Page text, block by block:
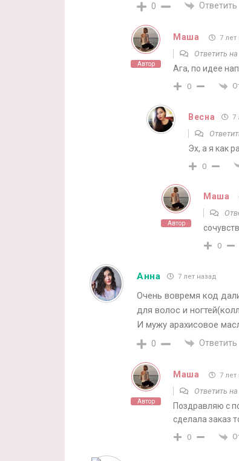
0 Ответить
Автор
Маша 7 лет
Ответить на
Ага, по идее
0
Весна 7
Эх, а я как
0
Автор
Маша
0
Анна 7 лет назад
Очень вовремя код
для волос и
И мужу арахисовое
0 Ответить
Автор
Маша 7 лет
Ответить
Поздравляю с
сделала заказ
0